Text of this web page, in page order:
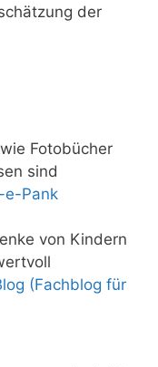
der
Fotobücher
sind
e-Pank
von Kindern
(Fachblog für